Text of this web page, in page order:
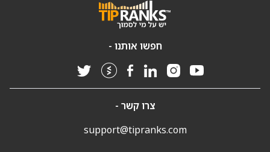
חפשו אותנו -
צרו קשר -
support@tipranks.com